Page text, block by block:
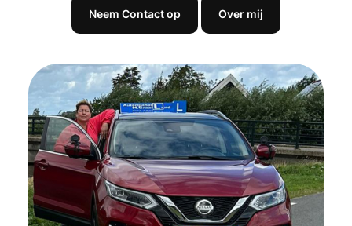
Neem Contact op Over mij